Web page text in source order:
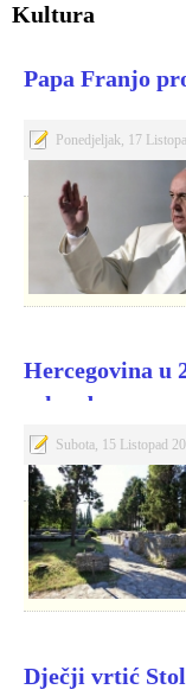
Kultura
Papa Franjo
Ponedjeljak, 17
Hercegovina u
rekorda
Subota, 15 Listopad
Dječji vrtić